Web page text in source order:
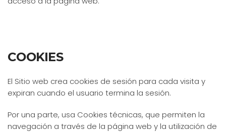
COOKIES
El Sitio web crea cookies de sesión para cada visita y
expiran cuando el usuario termina la sesión.
Por una parte, usa Cookies técnicas, que permiten la
navegación a través de la página web y la utilización de